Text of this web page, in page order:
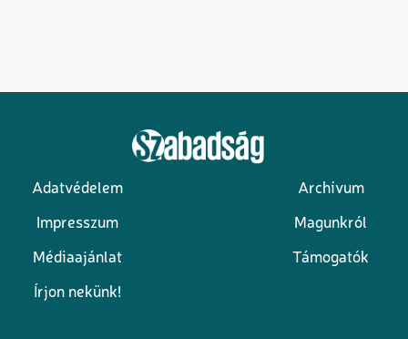
Lábléc
Adatvédelem Archívum
Impresszum Magunkról
Médiaajánlat Támogatók
Írjon nekünk!